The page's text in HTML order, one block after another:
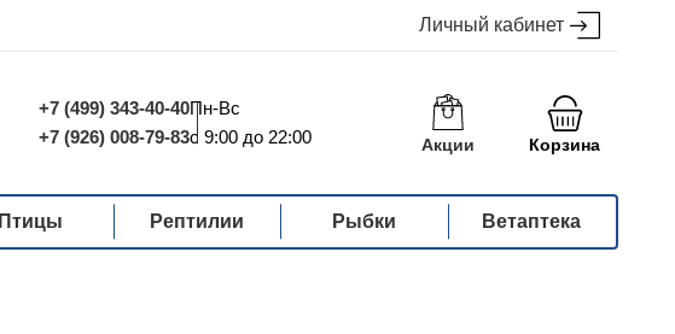
Личный кабинет
+7 (499) 343-40-40
+7 (926) 008-79-83
Пн-Вс
с 9:00 до 22:00
Акции Корзина
Птицы Рептилии Рыбки Ветаптека